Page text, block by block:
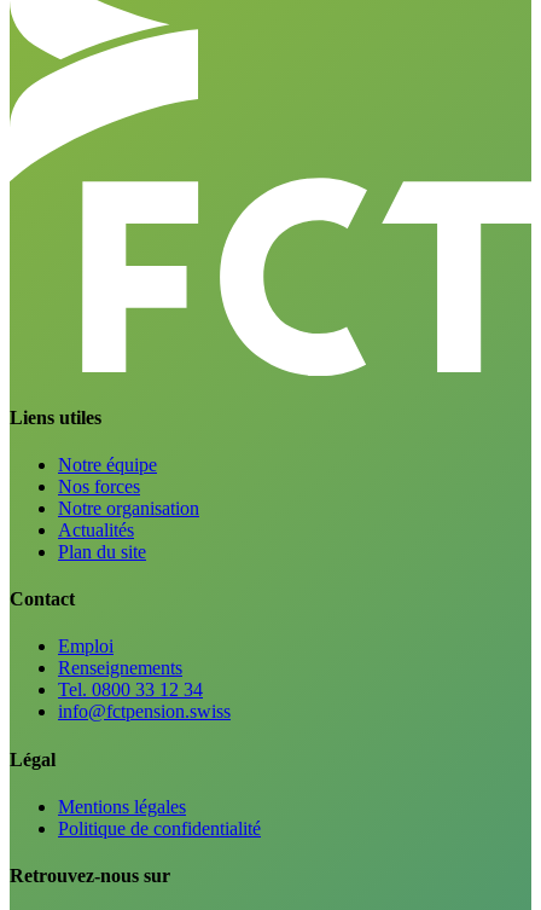
Liens utiles
Notre équipe
Nos forces
Notre organisation
Actualités
Plan du site
Contact
Emploi
Renseignements
Tel. 0800 33 12 34
info@fctpension.swiss
Légal
Mentions légales
Politique de confidentialité
Retrouvez-nous sur